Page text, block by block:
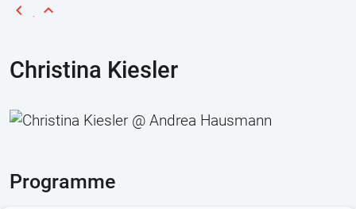
chevron_left expand_less
Christina Kiesler
Programme